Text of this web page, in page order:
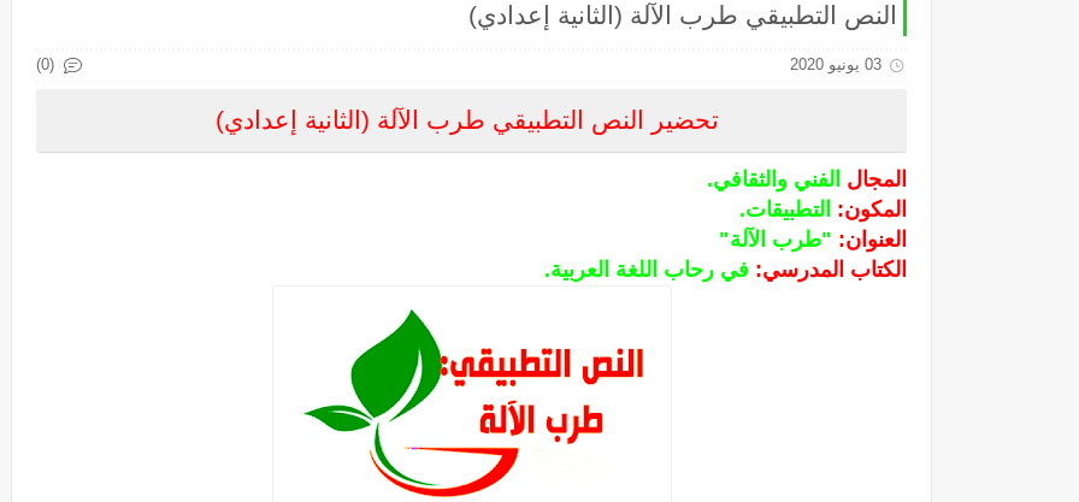
النص التطبيقي طرب الآلة (الثانية إعدادي)
03 يونيو 2020 (0)
تحضير النص التطبيقي طرب الآلة (الثانية إعدادي)
المجال الفني والثقافي.
المكون: التطبيقات.
العنوان: "طرب الآلة"
الكتاب المدرسي: في رحاب اللغة العربية.